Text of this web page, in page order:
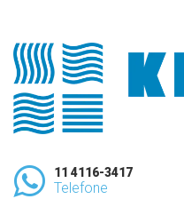
11 4116-3417
Telefone